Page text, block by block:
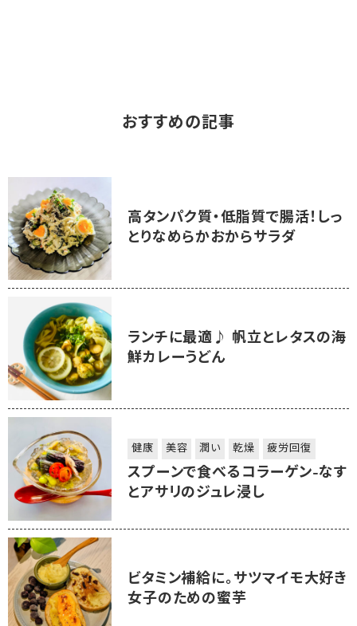
おすすめの記事
高タンパク質・低脂質で腸活！しっ
とりなめらかおからサラダ
ランチに最適♪ 帆立とレタスの海
鮮カレーうどん
健康 美容 潤い 乾燥 疲労回復
スプーンで食べるコラーゲン-なす
とアサリのジュレ浸し
ビタミン補給に。サツマイモ大好き
女子のための蜜芋